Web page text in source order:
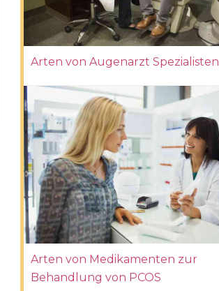
Arten von Augenarzt Spezialisten
Arten von Medikamenten zur
Behandlung von PCOS